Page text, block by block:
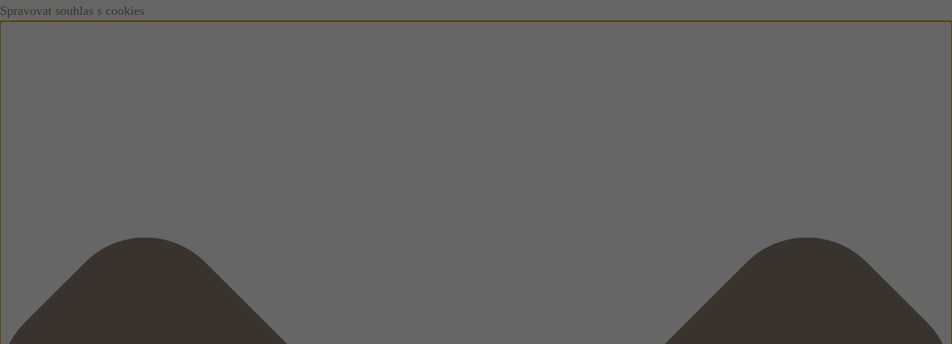
Spravovat souhlas s cookies